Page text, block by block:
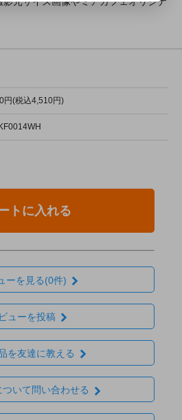
円(税込4,510円)
トに入れる
ーを見る(0件)
ューを投稿
を友達に教える
ついて問い合わせる